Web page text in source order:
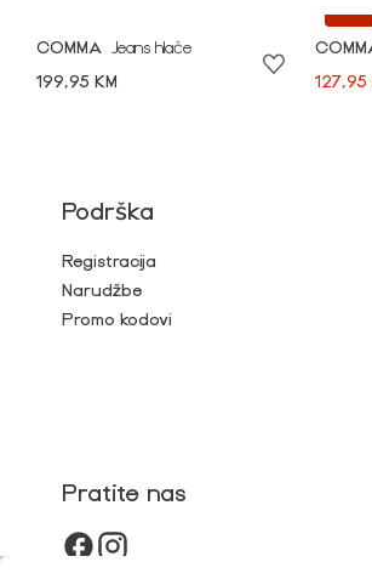
COMMA Jeans hlače
199,95 KM
127,95
Podrška
Registracija
Narudžbe
Promo kodovi
Pratite nas